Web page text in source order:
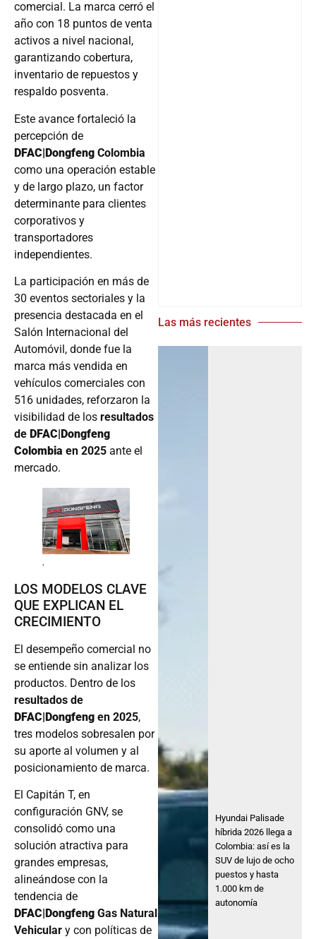
comercial. La marca cerró el
año con 18 puntos de venta
activos a nivel nacional,
garantizando cobertura,
inventario de repuestos y
respaldo posventa.
Este avance fortaleció la
percepción de
DFAC|Dongfeng Colombia
como una operación estable
y de largo plazo, un factor
determinante para clientes
corporativos y
transportadores
independientes.
La participación en más de
30 eventos sectoriales y la
presencia destacada en el
Salón Internacional del
Automóvil, donde fue la
marca más vendida en
vehículos comerciales con
516 unidades, reforzaron la
visibilidad de los resultados
de DFAC|Dongfeng
Colombia en 2025 ante el
mercado.
.
LOS MODELOS CLAVE
QUE EXPLICAN EL
CRECIMIENTO
El desempeño comercial no
se entiende sin analizar los
productos. Dentro de los
resultados de
DFAC|Dongfeng en 2025,
tres modelos sobresalen por
su aporte al volumen y al
posicionamiento de marca.
El Capitán T, en
configuración GNV, se
consolidó como una
solución atractiva para
grandes empresas,
alineándose con la
tendencia de
DFAC|Dongfeng Gas Natural
Vehicular y con políticas de
Las más recientes
Hyundai Palisade
híbrida 2026 llega a
Colombia: así es la
SUV de lujo de ocho
puestos y hasta
1.000 km de
autonomía